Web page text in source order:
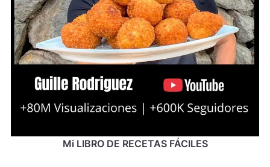
Mi LIBRO DE RECETAS FÁCILES